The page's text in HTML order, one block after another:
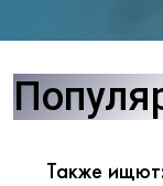
Также ищют: